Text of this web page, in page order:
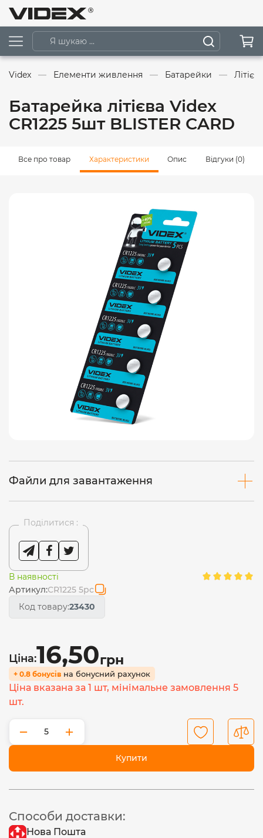
Videx Елементи живлення Батарейки
Батарейка літієва Videx
CR1225 5шт BLISTER CARD
Все про товар Характеристики Опис Відгуки (0)
Файли для завантаження
Поділитися :
В наявності
Артикул:CR1225 5pc
Код товару:23430
Ціна:16,50грн
+ 0.8 бонусів на бонусний рахунок
Ціна вказана за 1 шт, мінімальне замовлення 5
шт.
− +
Купити
Способи доставки:
Нова Пошта